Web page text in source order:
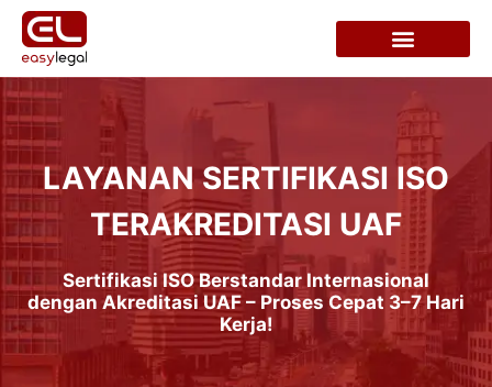
LAYANAN SERTIFIKASI ISO
TERAKREDITASI UAF
Sertifikasi ISO Berstandar Internasional
dengan Akreditasi UAF – Proses Cepat 3–7 Hari
Kerja!